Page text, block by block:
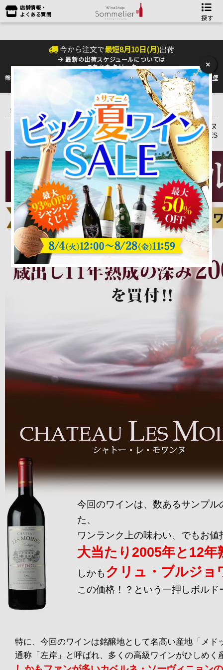
店舗情報・
よくある質問
探す
今から注文で最短8月10日(月)出荷
最新の出荷スケジュールについては
こちらをクリック
熊本地震の影響により九州への配送に遅れが生じております。最新情報は佐川急便
のHP
をご確認下さい。
産地で探す ＞ フランス ＞ボルドーワイン ＞ メドック ＞
シャトー・レ・モワンヌ CHATEAU LES MOINES
シャトー・レ・モワンヌ
CHATEAU LES MOINES
今回のワインは、数あるサンプ
た、
ワンランク上の味わい、でもお
大当たり2005年と12年
しかも クリュ・ブルジョ
この価格！？という一押しボルド
特に、今回のワインは銘醸地として名高い産地「メド
通称「左岸」と呼ばれ、多くの高級ワインがひしめく
×